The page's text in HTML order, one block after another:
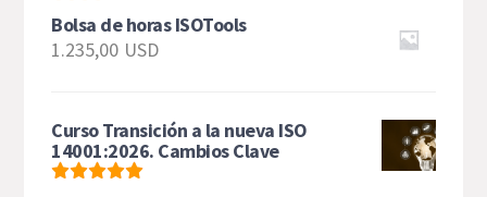
Bolsa de horas ISOTools
1.235,00 USD
Curso Transición a la nueva ISO
14001:2026. Cambios Clave